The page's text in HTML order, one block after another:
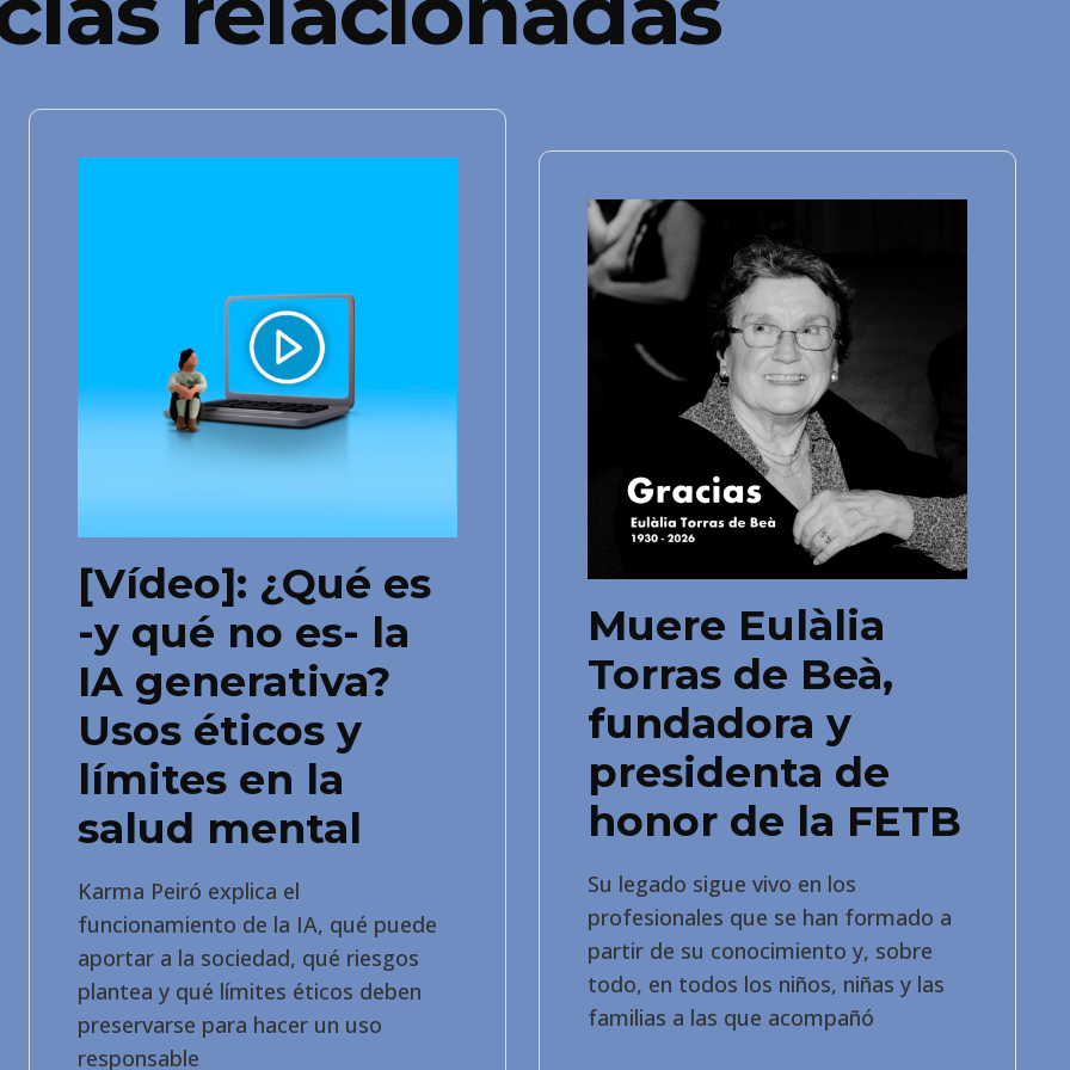
[Vídeo]: ¿Qué es
-y qué no es- la
IA generativa?
Usos éticos y
límites en la
salud mental
Karma Peiró explica el
funcionamiento de la IA, qué puede
aportar a la sociedad, qué riesgos
plantea y qué límites éticos deben
preservarse para hacer un uso
responsable
Muere Eulàlia
Torras de Beà,
fundadora y
presidenta de
honor de la FETB
Su legado sigue vivo en los
profesionales que se han formado a
partir de su conocimiento y, sobre
todo, en todos los niños, niñas y las
familias a las que acompañó